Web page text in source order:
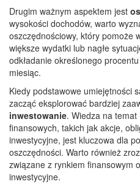
Drugim ważnym aspektem jest
wysokości dochodów, warto
oszczędnościowy, który pomoże
większe wydatki lub nagłe
odkładanie określonego
miesiąc.
Kiedy podstawowe umiejętności
zacząć eksplorować bardziej
inwestowanie. Wiedza na
finansowych, takich jak akcje,
inwestycyjne, jest kluczowa dla
oszczędności. Warto również
związane z rynkiem finansowym
inwestycyjne.